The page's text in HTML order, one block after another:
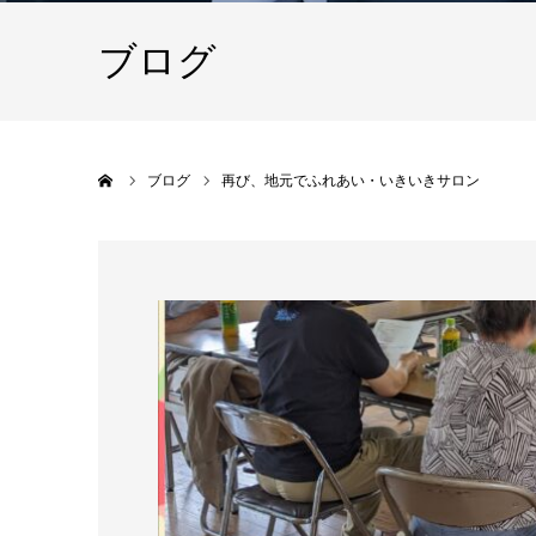
ブログ
ブログ 再び、地元でふれあい・いきいきサロン